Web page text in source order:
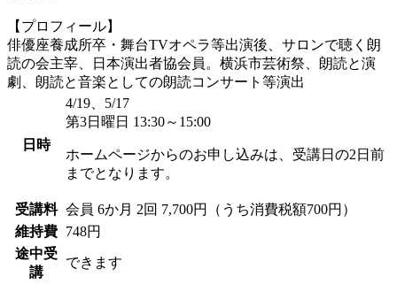
【プロフィール】
俳優座養成所卒・舞台TVオペラ等出演後、サロンで聴く朗
読の会主宰、日本演出者協会員。横浜市芸術祭、朗読と演
劇、朗読と音楽としての朗読コンサート等演出
日時
4/19、5/17
第3日曜日 13:30～15:00
ホームページからのお申し込みは、受講日の2日前
までとなります。
受講料 会員 6か月 2回 7,700円（うち消費税額700円）
維持費
748円
途中受
講
できます